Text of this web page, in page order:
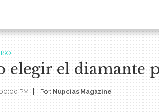
elegir el diamante
PM Por:Nupcias Magazine